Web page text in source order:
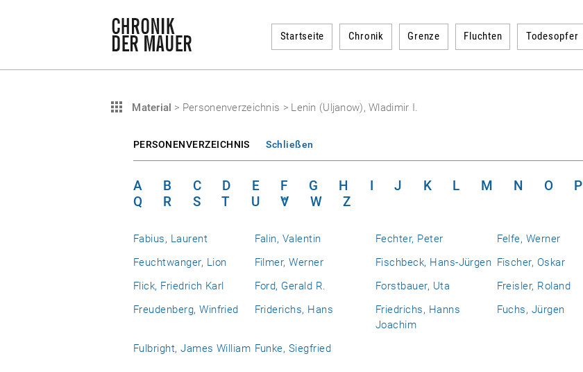
Startseite Chronik Grenze Fluchten Todesopfer
Material > Personenverzeichnis > Lenin (Uljanow), Wladimir I.
PERSONENVERZEICHNIS Schließen
A B C D E F G H I J K L M N O
P
Q
R S T U V W Z
Fabius, Laurent Falin, Valentin Fechter, Peter
Felfe, Werner
Feuchtwanger, Lion
Filmer, Werner Fischbeck, Hans-Jürgen Fischer, Oskar
Flick, Friedrich Karl
Ford, Gerald R. Forstbauer, Uta
Freisler, Roland
Freudenberg, Winfried
Friderichs, Hans
Friedrichs, Hanns
Joachim
Fuchs, Jürgen
Fulbright, James William Funke, Siegfried